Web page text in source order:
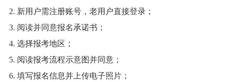
2. 新用户需注册账号，老用户直接登录；
3. 阅读并同意报名承诺书；
4. 选择报考地区；
5. 阅读报考流程示意图并同意；
6. 填写报名信息并上传电子照片；